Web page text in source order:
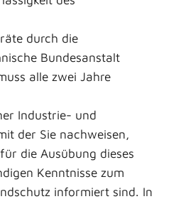
durch die
Bundesanstalt
alle zwei Jahre
Industrie- und
der Sie nachweisen,
die Ausübung dieses
Kenntnisse zum
informiert sind. In